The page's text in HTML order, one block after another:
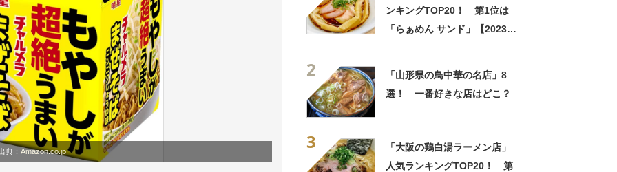
典： Amazon.co.jp
ンキングTOP20！ 第1位は
「らぁめん サンド」【2023年
2
「山形県の鳥中華の名店」8
選！ 一番好きな店はどこ？
3
「大阪の鶏白湯ラーメン店」
人気ランキングTOP20！ 第